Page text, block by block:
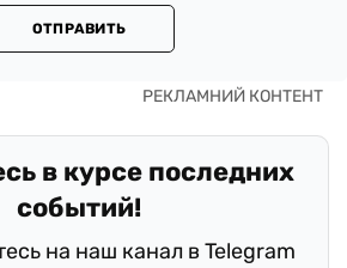
ОТПРАВИТЬ
в курсе последних
событий!
на наш канал в Telegram